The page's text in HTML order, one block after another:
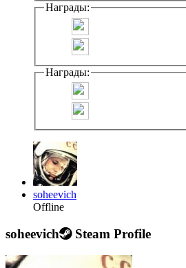
Награды:
Награды:
soheevich
Offline
soheevich Steam Profile